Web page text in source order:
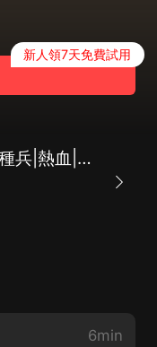
新人領7天免費試用
兵王的如火對戰|特種兵|熱血|爽文
6min